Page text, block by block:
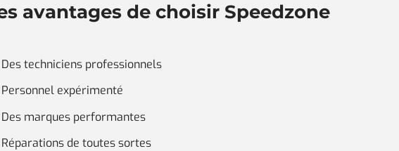
avantages de choisir Speedzone
Des techniciens professionnels
Personnel expérimenté
Des marques performantes
Réparations de toutes sortes